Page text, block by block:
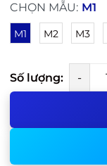
CHỌN MẪU: M1
M1 M2 M3
Số lượng: -